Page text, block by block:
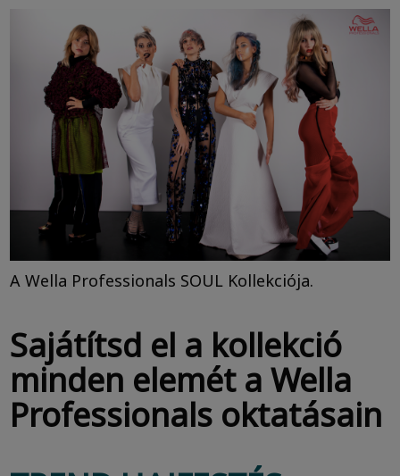
A Wella Professionals SOUL Kollekciója.
Sajátítsd el a kollekció
minden elemét a Wella
Professionals oktatásain